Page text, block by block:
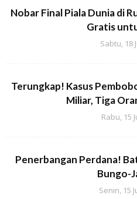
Nobar Final Piala Dunia di
Gratis
Sabtu, 18
Terungkap! Kasus
Miliar, Tiga
Rabu, 15
Penerbangan Perdana!
Bungo-
Senin, 15